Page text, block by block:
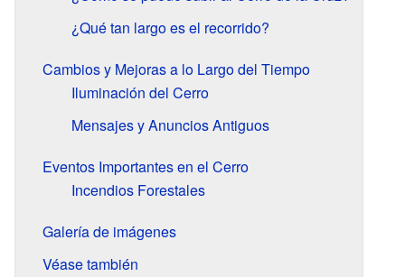
¿Qué tan largo es el recorrido?
Cambios y Mejoras a lo Largo del Tiempo
Iluminación del Cerro
Mensajes y Anuncios Antiguos
Eventos Importantes en el Cerro
Incendios Forestales
Galería de imágenes
Véase también